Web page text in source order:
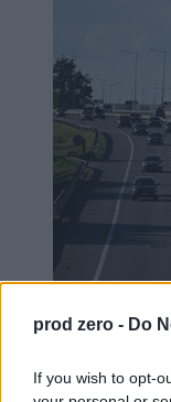
prod zero - Do
If you wish to opt-
Zostało 150